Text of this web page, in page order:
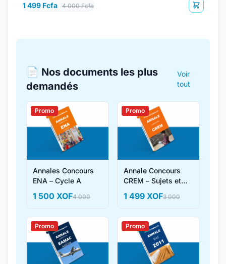
1 499 Fcfa 4 000 Fcfa
📄 Nos documents les plus
demandés
Voir
tout
Promo
Annales Concours
ENA – Cycle A
1 500 XOF4 000
Promo
Annale Concours
CREM – Sujets et
1 499 XOF3 000
Promo Promo